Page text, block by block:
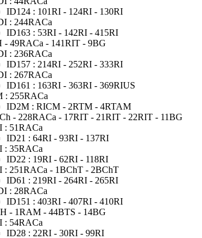
ID124 : 101RI - 124RI - 130RI
: 244RACa
ID163 : 53RI - 142RI - 415RI
- 49RACa - 141RIT - 9BG
: 236RACa
ID157 : 214RI - 252RI - 333RI
: 267RACa
ID161 : 163RI - 363RI - 369RIUS
: 255RACa
ID2M : RICM - 2RTM - 4RTAM
- 228RACa - 17RIT - 21RIT - 22RIT - 11BG
: 51RACa
ID21 : 64RI - 93RI - 137RI
: 35RACa
ID22 : 19RI - 62RI - 118RI
: 251RACa - 1BChT - 2BChT
ID61 : 219RI - 264RI - 265RI
: 28RACa
ID151 : 403RI - 407RI - 410RI
- 1RAM - 44BTS - 14BG
: 54RACa
ID28 : 22RI - 30RI - 99RI